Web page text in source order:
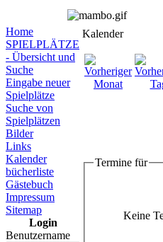
Home
SPIELPLÄTZE
- Übersicht und
Suche
Eingabe neuer
Spielplätze
Suche von
Spielplätzen
Bilder
Links
Kalender
bücherliste
Gästebuch
Impressum
Sitemap
Login
Benutzername
Kalender
Termine für
Keine